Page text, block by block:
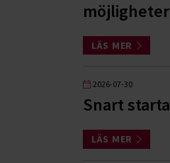
LÄS MER
2026-07-30
Snart
LÄS MER